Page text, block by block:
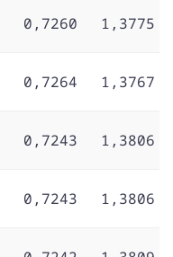
0,7260 1,3775
0,7264 1,3767
0,7243 1,3806
0,7243 1,3806